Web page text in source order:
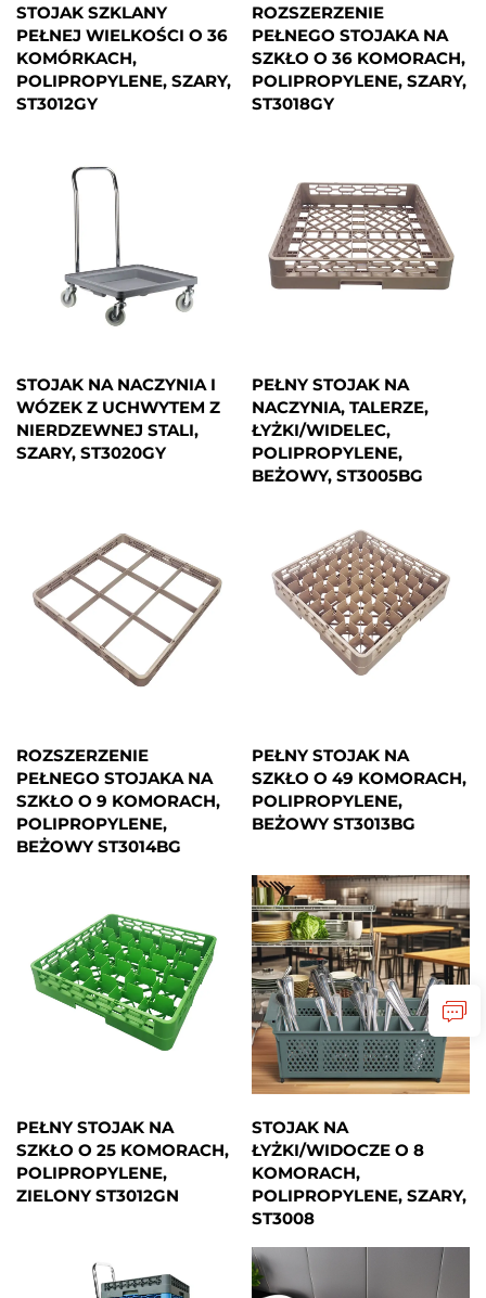
STOJAK SZKLANY
PEŁNEJ WIELKOŚCI O 36
KOMÓRKACH,
POLIPROPYLENE, SZARY,
ST3012GY
ROZSZERZENIE
PEŁNEGO STOJAKA NA
SZKŁO O 36 KOMORACH,
POLIPROPYLENE, SZARY,
ST3018GY
STOJAK NA NACZYNIA I
WÓZEK Z UCHWYTEM Z
NIERDZEWNEJ STALI,
SZARY, ST3020GY
PEŁNY STOJAK NA
NACZYNIA, TALERZE,
ŁYŻKI/WIDELEC,
POLIPROPYLENE,
BEŻOWY, ST3005BG
ROZSZERZENIE
PEŁNEGO STOJAKA NA
SZKŁO O 9 KOMORACH,
POLIPROPYLENE,
BEŻOWY ST3014BG
PEŁNY STOJAK NA
SZKŁO O 49 KOMORACH,
POLIPROPYLENE,
BEŻOWY ST3013BG
PEŁNY STOJAK NA
SZKŁO O 25 KOMORACH,
POLIPROPYLENE,
ZIELONY ST3012GN
STOJAK NA
ŁYŻKI/WIDOCZE O 8
KOMORACH,
POLIPROPYLENE, SZARY,
ST3008